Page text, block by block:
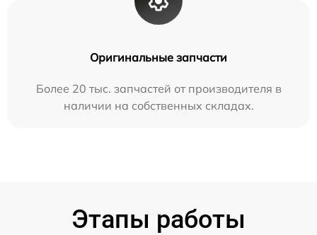
Оригинальные запчасти
Более 20 тыс. запчастей от производителя в
наличии на собственных складах.
Этапы работы